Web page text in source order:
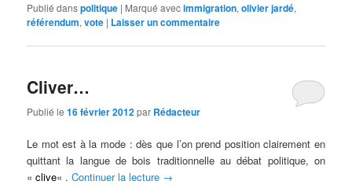
Publié danspolitique | Marqué avecimmigration,olivier jardé,
référendum,vote | Laisser un commentaire
Cliver…
Publié le16 février 2012par Rédacteur
Le mot est à la mode : dès que l’on prend position clairement en
quittant la langue de bois traditionnelle au débat politique, on
«clive« .Continuer la lecture →